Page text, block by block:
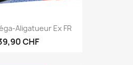
Aligatueur Ex FR
CHF